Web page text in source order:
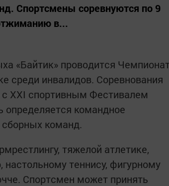
Спортсмены соревнуются по 9
в...
«Байтик» проводится
среди инвалидов. Соревнования
с XXI спортивным Фестивалем
определяется командное
сборных команд.
тяжелой атлетике,
теннису, фигурному
Спортсмен может принять